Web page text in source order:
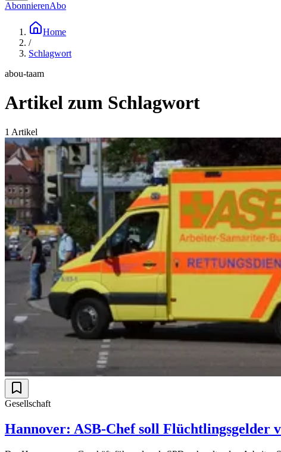
AbonnierenAbo
Home
/
Schlagwort
abou-taam
Artikel zum Schlagwort
1 Artikel
Gesellschaft
Hannover: ASB-Chef soll Flüchtlingsgelder